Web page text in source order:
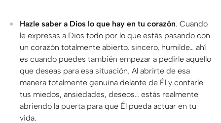
Hazle saber a Dios lo que hay en tu corazón. Cuando
le expresas a Dios todo por lo que estás pasando con
un corazón totalmente abierto, sincero, humilde… ahí
es cuando puedes también empezar a pedirle aquello
que deseas para esa situación. Al abrirte de esa
manera totalmente genuina delante de Él y contarle
tus miedos, ansiedades, deseos… estás realmente
abriendo la puerta para que Él pueda actuar en tu
vida.